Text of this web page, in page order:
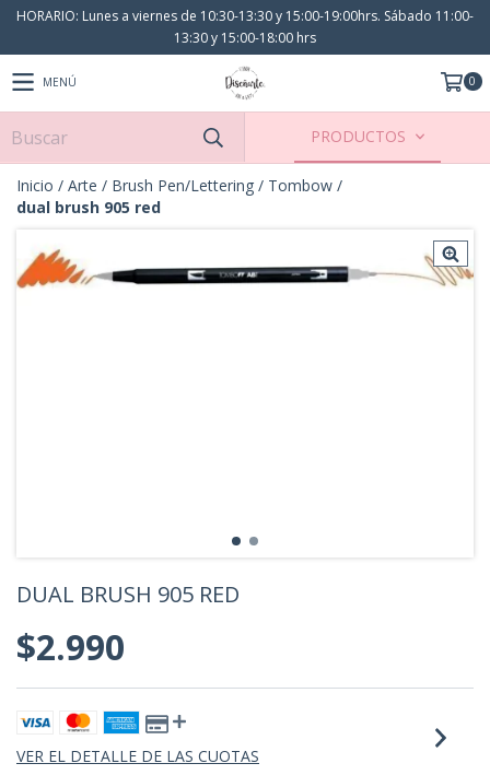
HORARIO: Lunes a viernes de 10:30-13:30 y 15:00-19:00hrs. Sábado 11:00-
13:30 y 15:00-18:00 hrs
MENÚ 0
PRODUCTOS
Inicio / Arte / Brush Pen/Lettering / Tombow /
dual brush 905 red
DUAL BRUSH 905 RED
$2.990
VER EL DETALLE DE LAS CUOTAS